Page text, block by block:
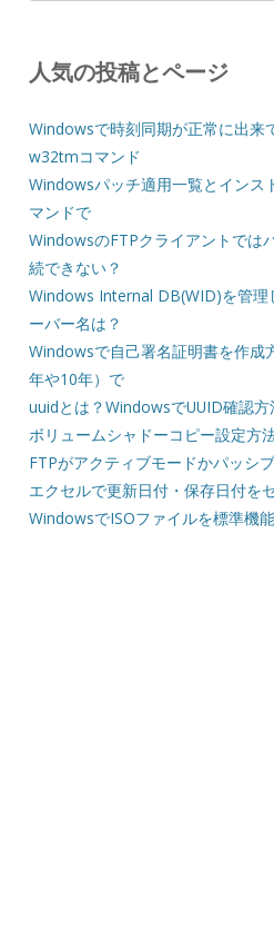
索:
人気の投稿とページ
Windowsで時刻同期が正常に出来
w32tmコマンド
Windowsパッチ適用一覧とインス
マンドで
WindowsのFTPクライアントでは
続できない？
Windows Internal DB(WID)を管理
ーバー名は？
Windowsで自己署名証明書を作成
年や10年）で
uuidとは？WindowsでUUID確認方
ボリュームシャドーコピー設定方
FTPがアクティブモードかパッシ
エクセルで更新日付・保存日付を
WindowsでISOファイルを標準機